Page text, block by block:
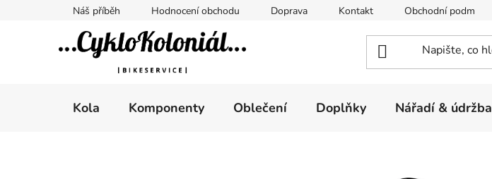
Náš příběh Hodnocení obchodu Doprava Kontakt Obchodní podmínky
Kola Komponenty Oblečení Doplňky Nářadí & údržba